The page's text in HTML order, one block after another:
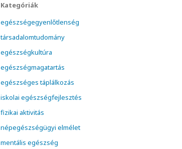
Kategóriák
egészségegyenlőtlenség
társadalomtudomány
egészségkultúra
egészségmagatartás
egészséges táplálkozás
iskolai egészségfejlesztés
fizikai aktivitás
népegészségügyi elmélet
mentális egészség